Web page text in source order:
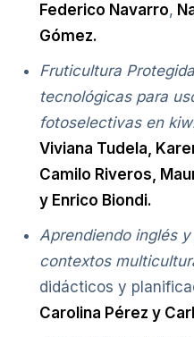
Federico Navarro,
Gómez.
Fruticultura
tecnológicas para
fotoselectivas en
Viviana Tudela,
Camilo Riveros,
y Enrico Biondi.
Aprendiendo inglés
contextos
didácticos y
Carolina Pérez y